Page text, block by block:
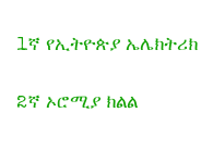
1ኛ የኢትዮጵያ ኤሌክትሪክ
2ኛ ኦሮሚያ ክልል